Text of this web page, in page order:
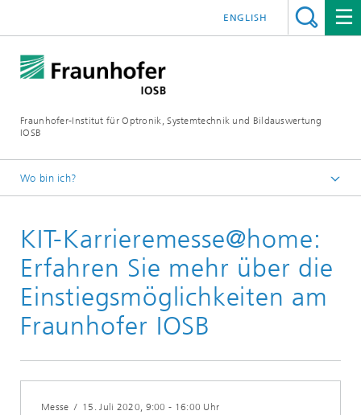
Fraunhofer-Institut für Optronik, Systemtechnik und Bildauswertung
IOSB
ENGLISH
Wo bin ich?
Veranstaltungen
KIT-Karrieremesse@home:
Erfahren Sie mehr über die
Einstiegsmöglichkeiten am
Fraunhofer IOSB
Messe / 15. Juli 2020, 9:00 - 16:00 Uhr